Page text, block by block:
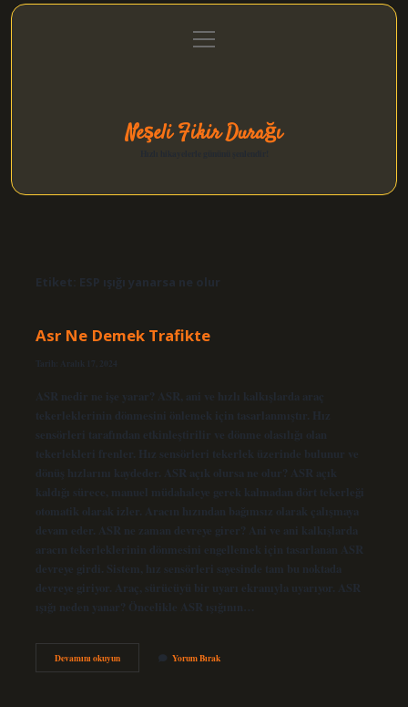
Gizlilik Politikası
menüyü
aç
Neşeli Fikir Durağı
Etiket: ESP ışığı yanarsa ne olur
Asr Ne Demek Trafikte
Tarih: Aralık 17, 2024
ASR nedir ne işe yarar? ASR, ani ve hızlı kalkışlarda araç
tekerleklerinin dönmesini önlemek için tasarlanmıştır. Hız
sensörleri tarafından etkinleştirilir ve dönme olasılığı olan
tekerlekleri frenler. Hız sensörleri tekerlek üzerinde bulunur ve
dönüş hızlarını kaydeder. ASR açık olursa ne olur? ASR açık
kaldığı sürece, manuel müdahaleye gerek kalmadan dört tekerleği
otomatik olarak izler. Aracın hızından bağımsız olarak çalışmaya
devam eder. ASR ne zaman devreye girer? Ani ve ani kalkışlarda
aracın tekerleklerinin dönmesini engellemek için tasarlanan ASR
devreye girdi. Sistem, hız sensörleri sayesinde tam bu noktada
devreye giriyor. Araç, sürücüyü bir uyarı ekranıyla uyarıyor. ASR
ışığı neden yanar? Öncelikle ASR ışığının…
Devamını okuyunAsr
Ne
Yorum Bırak